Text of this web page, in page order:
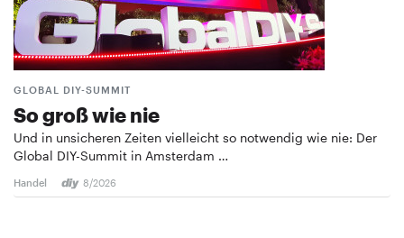
GLOBAL DIY-SUMMIT
So groß wie nie
Und in unsicheren Zeiten vielleicht so notwendig wie nie: Der
Global DIY-Summit in Amsterdam …
Handel 8/2026